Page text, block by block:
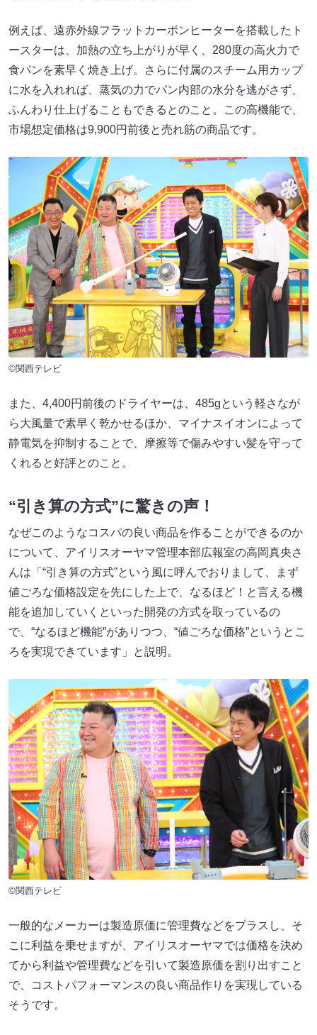
例えば、遠赤外線フラットカーボンヒーターを搭載したト
ースターは、加熱の立ち上がりが早く、280度の高火力で
食パンを素早く焼き上げ。さらに付属のスチーム用カップ
に水を入れれば、蒸気の力でパン内部の水分を逃がさず、
ふんわり仕上げることもできるとのこと。この高機能で、
市場想定価格は9,900円前後と売れ筋の商品です。
©関西テレビ
また、4,400円前後のドライヤーは、485gという軽さなが
ら大風量で素早く乾かせるほか、マイナスイオンによって
静電気を抑制することで、摩擦等で傷みやすい髪を守って
くれると好評とのこと。
“引き算の方式”に驚きの声！
なぜこのようなコスパの良い商品を作ることができるのか
について、アイリスオーヤマ管理本部広報室の高岡真央さ
んは「“引き算の方式”という風に呼んでおりまして、まず
値ごろな価格設定を先にした上で、なるほど！と言える機
能を追加していくといった開発の方式を取っているの
で、“なるほど機能”がありつつ、“値ごろな価格”というとこ
ろを実現できています」と説明。
©関西テレビ
一般的なメーカーは製造原価に管理費などをプラスし、そ
こに利益を乗せますが、アイリスオーヤマでは価格を決め
てから利益や管理費などを引いて製造原価を割り出すこと
で、コストパフォーマンスの良い商品作りを実現している
そうです。